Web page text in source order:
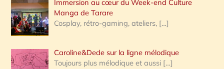
:
Immersion au cœur du Week-end Culture
Manga de Tarare
Cosplay, rétro-gaming, ateliers, […]
Caroline&Dede sur la ligne mélodique
Toujours plus mélodique et aussi […]